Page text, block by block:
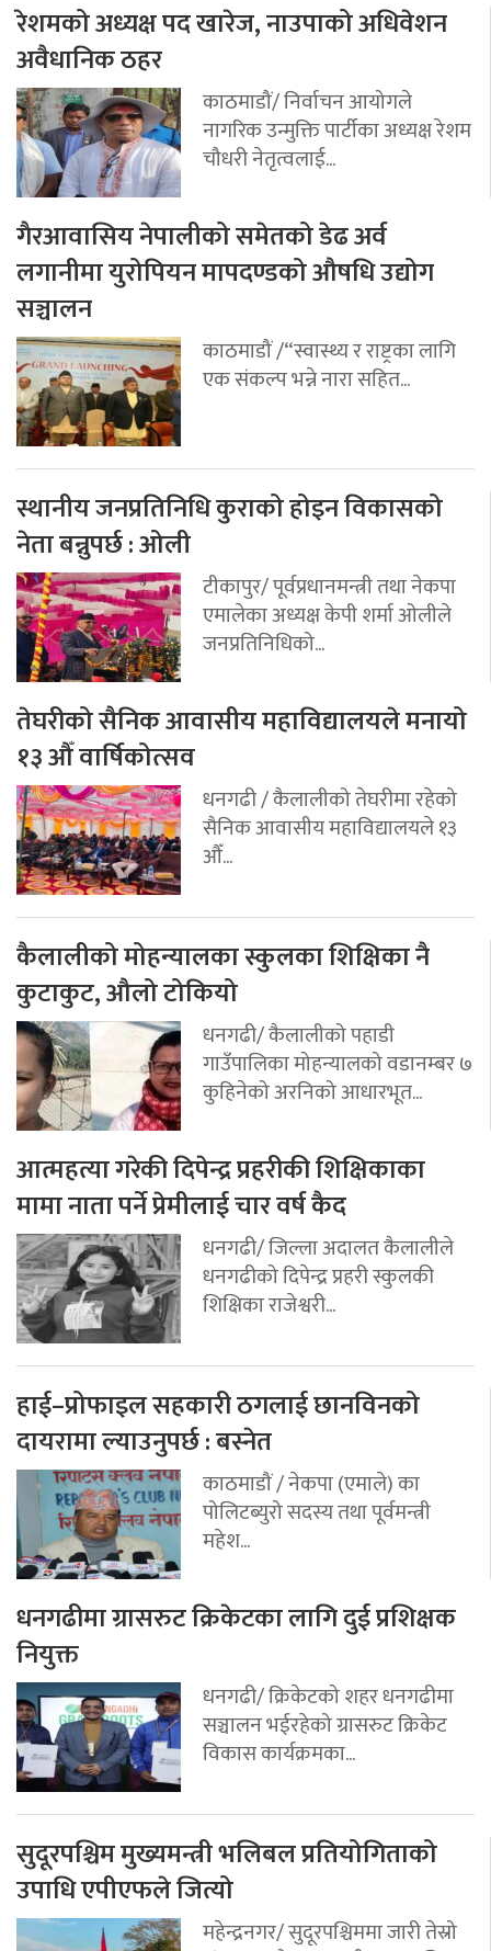
रेशमको अध्यक्ष पद खारेज, नाउपाको अधिवेशन
अवैधानिक ठहर
काठमाडौं/ निर्वाचन आयोगले
नागरिक उन्मुक्ति पार्टीका अध्यक्ष रेशम
चौधरी नेतृत्वलाई...
गैरआवासिय नेपालीको समेतको डेढ अर्व
लगानीमा युरोपियन मापदण्डको औषधि उद्योग
सञ्चालन
काठमाडौं /“स्वास्थ्य र राष्ट्रका लागि
एक संकल्प भन्ने नारा सहित...
स्थानीय जनप्रतिनिधि कुराको होइन विकासको
नेता बन्नुपर्छ : ओली
टीकापुर/ पूर्वप्रधानमन्त्री तथा नेकपा
एमालेका अध्यक्ष केपी शर्मा ओलीले
जनप्रतिनिधिको...
तेघरीको सैनिक आवासीय महाविद्यालयले मनायो
१३ औँ वार्षिकोत्सव
धनगढी / कैलालीको तेघरीमा रहेको
सैनिक आवासीय महाविद्यालयले १३
औँ...
कैलालीको मोहन्यालका स्कुलका शिक्षिका नै
कुटाकुट, औलो टोकियो
धनगढी/ कैलालीको पहाडी
गाउँपालिका मोहन्यालको वडानम्बर ७
कुहिनेको अरनिको आधारभूत...
आत्महत्या गरेकी दिपेन्द्र प्रहरीकी शिक्षिकाका
मामा नाता पर्ने प्रेमीलाई चार वर्ष कैद
धनगढी/ जिल्ला अदालत कैलालीले
धनगढीको दिपेन्द्र प्रहरी स्कुलकी
शिक्षिका राजेश्वरी...
हाई–प्रोफाइल सहकारी ठगलाई छानविनको
दायरामा ल्याउनुपर्छ : बस्नेत
काठमाडौं / नेकपा (एमाले) का
पोलिटब्युरो सदस्य तथा पूर्वमन्त्री
महेश...
धनगढीमा ग्रासरुट क्रिकेटका लागि दुई प्रशिक्षक
नियुक्त
धनगढी/ क्रिकेटको शहर धनगढीमा
सञ्चालन भईरहेको ग्रासरुट क्रिकेट
विकास कार्यक्रमका...
सुदूरपश्चिम मुख्यमन्त्री भलिबल प्रतियोगिताको
उपाधि एपीएफले जित्यो
महेन्द्रनगर/ सुदूरपश्चिममा जारी तेस्रो